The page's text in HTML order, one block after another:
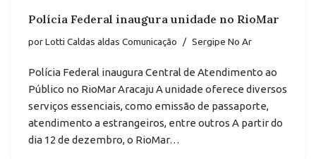
Polícia Federal inaugura unidade no RioMar
porLotti Caldas aldas Comunicação Sergipe No Ar
Polícia Federal inaugura Central de Atendimento ao
Público no RioMar Aracaju A unidade oferece diversos
serviços essenciais, como emissão de passaporte,
atendimento a estrangeiros, entre outros A partir do
dia 12 de dezembro, o RioMar…